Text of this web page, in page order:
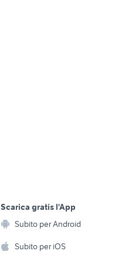
Biciclette
Scarica gratis l'App
Subito per Android
Subito per iOS